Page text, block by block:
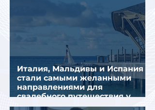
Италия, Мальдивы и Испания
стали самыми желанными
направлениями для
свадебного путешествия у
россиян